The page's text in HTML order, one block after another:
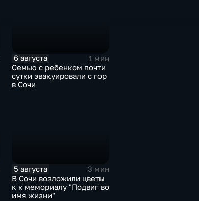
6 августа
1 мин
Семью с ребенком почти
сутки эвакуировали с гор
в Сочи
5 августа
3 мин
В Сочи возложили цветы
к к мемориалу "Подвиг во
имя жизни"